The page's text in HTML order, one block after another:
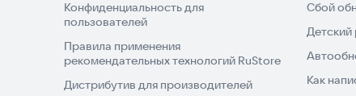
Конфиденциальность для
пользователей
Правила применения
рекомендательных технологий RuStore
Дистрибутив для производителей
Сбой
Как